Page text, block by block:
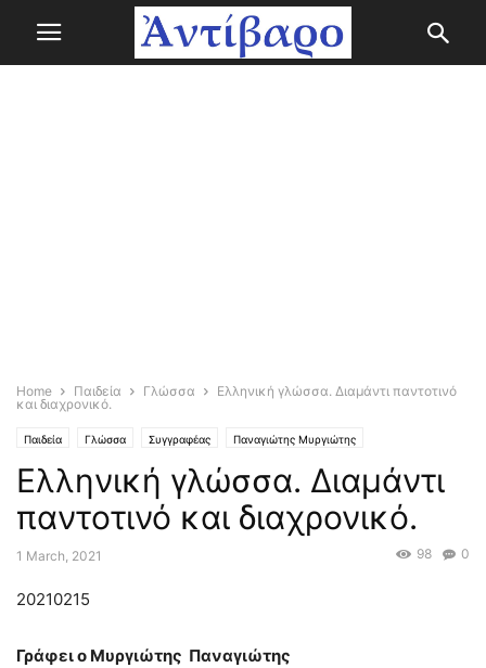
Home Παιδεία Γλώσσα
Ελληνική γλώσσα. Διαμάντι παντοτινό
και διαχρονικό.
Παιδεία Γλώσσα Συγγραφέας Παναγιώτης Μυργιώτης
Ελληνική γλώσσα. Διαμάντι
παντοτινό και διαχρονικό.
1 March, 2021 0
98
20210215
Γράφει ο Μυργιώτης Παναγιώτης